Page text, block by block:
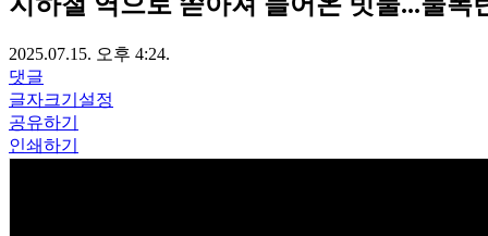
2025.07.15. 오후 4:24.
댓글
글자크기설정
공유하기
인쇄하기